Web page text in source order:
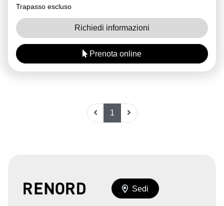
Trapasso escluso
Richiedi informazioni
Prenota online
1
Sedi